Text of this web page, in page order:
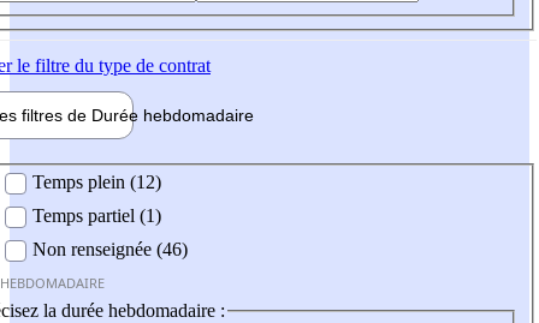
le filtre du type de contrat
filtres de Durée hebdomadaire
Temps plein (12)
Temps partiel (1)
Non renseignée (46)
la durée hebdomadaire :